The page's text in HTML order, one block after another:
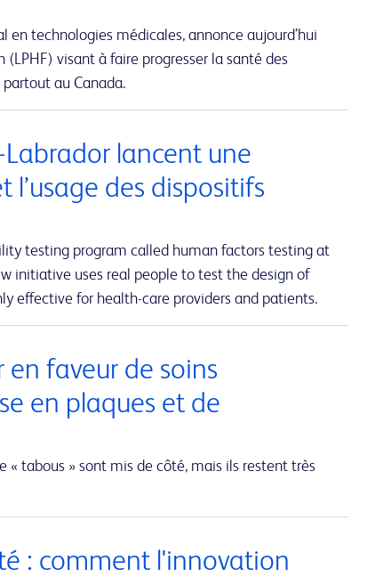
en technologies médicales, annonce aujourd’hui
visant à faire progresser la santé des
au Canada.
Labrador lancent une
des dispositifs
testing program called human factors testing at
initiative uses real people to test the design of
effective for health-care providers and patients.
faveur de soins
en plaques et de
« tabous » sont mis de côté, mais ils restent très
: comment l'innovation